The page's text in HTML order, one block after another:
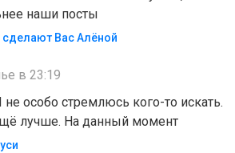
наши посты
сделают Вас Алëной
в 23:19
не особо стремлюсь кого-то искать.
лучше. На данный момент